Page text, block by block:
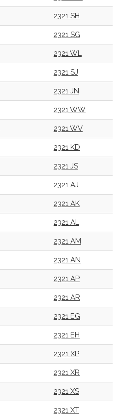
2321 SH
2321 SG
2321 WL
2321 SJ
2321 JN
2321 WW
2321 WV
2321 KD
2321 JS
2321 AJ
2321 AK
2321 AL
2321 AM
2321 AN
2321 AP
2321 AR
2321 EG
2321 EH
2321 XP
2321 XR
2321 XS
2321 XT